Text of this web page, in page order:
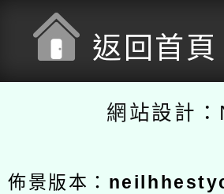
返回首頁
網站設計
佈景版本：